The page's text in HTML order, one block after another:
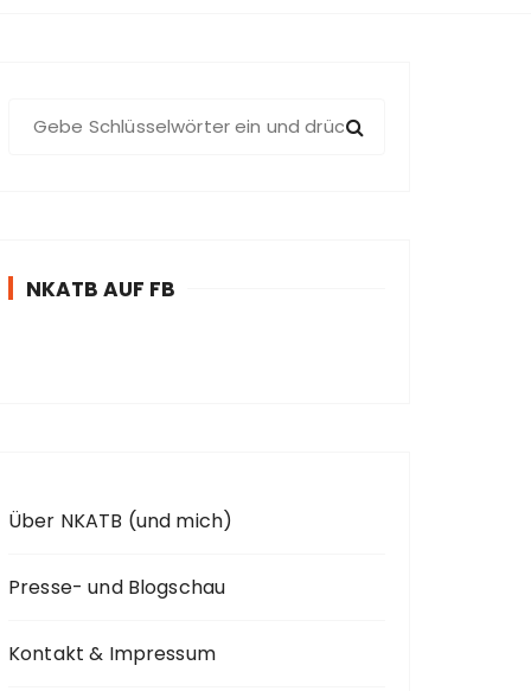
NKATB AUF FB
Über NKATB (und mich)
Presse- und Blogschau
Kontakt & Impressum